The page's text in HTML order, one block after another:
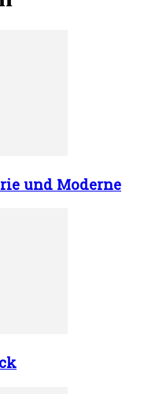
und Moderne